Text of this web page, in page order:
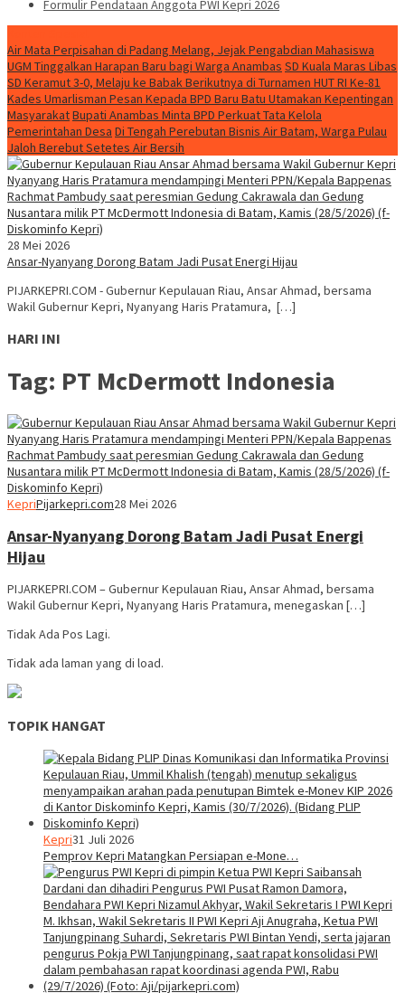
Formulir Pendataan Anggota PWI Kepri 2026
Air Mata Perpisahan di Padang Melang, Jejak Pengabdian Mahasiswa
UGM Tinggalkan Harapan Baru bagi Warga Anambas SD Kuala Maras Libas
SD Keramut 3-0, Melaju ke Babak Berikutnya di Turnamen HUT RI Ke-81
Kades Umarlisman Pesan Kepada BPD Baru Batu Utamakan Kepentingan
MasyarakatBupati Anambas Minta BPD Perkuat Tata Kelola
Pemerintahan Desa Di Tengah Perebutan Bisnis Air Batam, Warga Pulau
Jaloh Berebut Setetes Air Bersih
28 Mei 2026
Ansar-Nyanyang Dorong Batam Jadi Pusat Energi Hijau
PIJARKEPRI.COM - Gubernur Kepulauan Riau, Ansar Ahmad, bersama
Wakil Gubernur Kepri, Nyanyang Haris Pratamura, […]
HARI INI
Tag: PT McDermott Indonesia
KepriPijarkepri.com28 Mei 2026
Ansar-Nyanyang Dorong Batam Jadi Pusat Energi
Hijau
PIJARKEPRI.COM – Gubernur Kepulauan Riau, Ansar Ahmad, bersama
Wakil Gubernur Kepri, Nyanyang Haris Pratamura, menegaskan […]
Tidak Ada Pos Lagi.
Tidak ada laman yang di load.
TOPIK HANGAT
Kepri31 Juli 2026
Pemprov Kepri Matangkan Persiapan e-Mone…